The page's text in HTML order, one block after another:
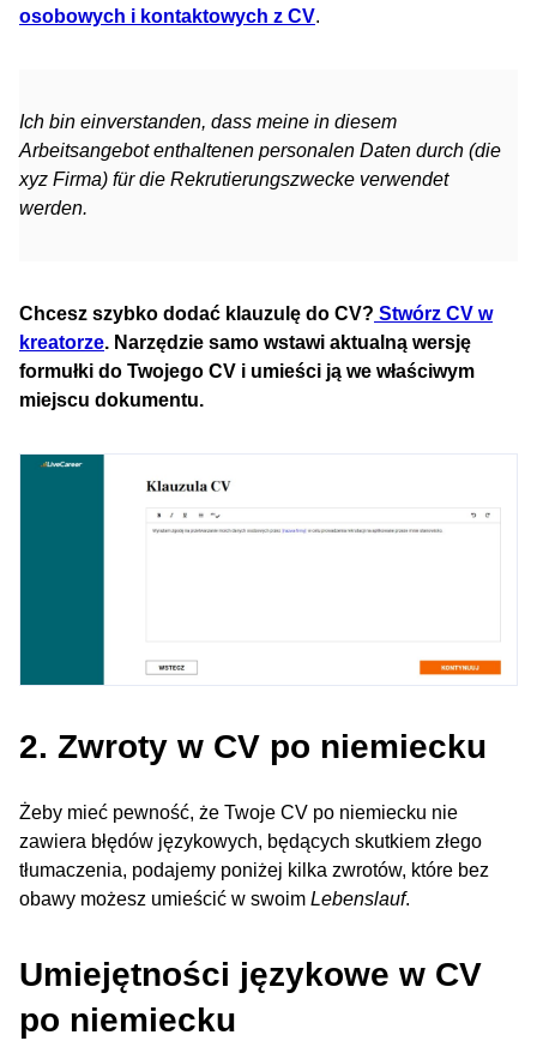
osobowych i kontaktowych z CV.
Ich bin einverstanden, dass meine in diesem
Arbeitsangebot enthaltenen personalen Daten durch (die
xyz Firma) für die Rekrutierungszwecke verwendet
werden.
Chcesz szybko dodać klauzulę do CV? Stwórz CV w
kreatorze. Narzędzie samo wstawi aktualną wersję
formułki do Twojego CV i umieści ją we właściwym
miejscu dokumentu.
2. Zwroty w CV po niemiecku
Żeby mieć pewność, że Twoje CV po niemiecku nie
zawiera błędów językowych, będących skutkiem złego
tłumaczenia, podajemy poniżej kilka zwrotów, które bez
obawy możesz umieścić w swoim Lebenslauf.
Umiejętności językowe w CV
po niemiecku